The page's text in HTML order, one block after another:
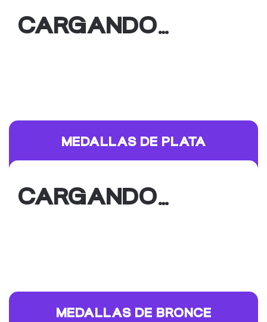
CARGANDO…
MEDALLAS DE PLATA
CARGANDO…
MEDALLAS DE BRONCE